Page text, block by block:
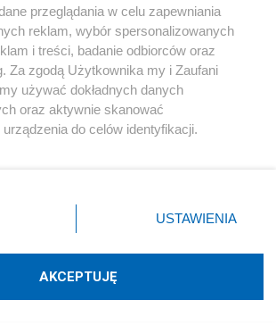
Instagram Youtube
dostarcza:W3media.pl
przeglądania w celu zapewniania
reklam, wybór spersonalizowanych
i treści, badanie odbiorców oraz
Za zgodą Użytkownika my i Zaufani
używać dokładnych danych
oraz aktywnie skanować
do celów identyfikacji.
klikając przycisk ustawień prywatności
lewym dolnym rogu strony
danych nie wymagają zgody
masz prawo sprzeciwić się takiemu
USTAWIENIA
AKCEPTUJĘ